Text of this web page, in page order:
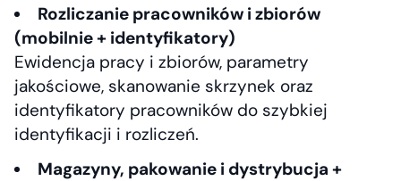
Rozliczanie pracowników i zbiorów
(mobilnie + identyfikatory)
Ewidencja pracy i zbiorów, parametry
jakościowe, skanowanie skrzynek oraz
identyfikatory pracowników do szybkiej
identyfikacji i rozliczeń.
Magazyny, pakowanie i dystrybucja +